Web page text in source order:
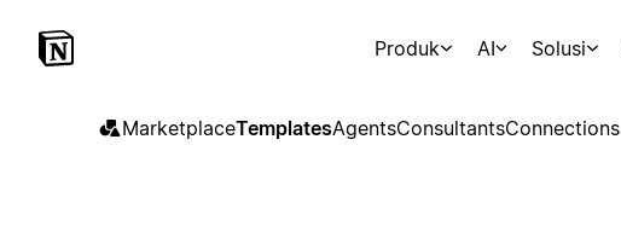
Produk AI Solusi
MarketplaceTemplatesAgentsConsultantsConnections